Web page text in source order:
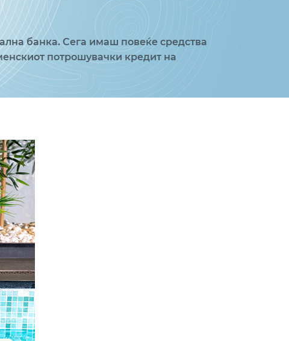
банка. Сега имаш повеќе средства
потрошувачки кредит на